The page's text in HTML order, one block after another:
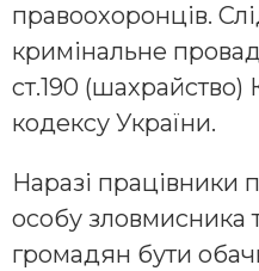
правоохоронців.
кримінальне
ст.190 (шахрайство)
кодексу України.
Наразі працівники
особу зловмисника
громадян бути